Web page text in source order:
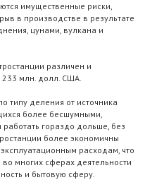
имущественные риски,
в производстве в результате
цунами, вулкана и
различен и
233 млн. долл. США.
типу деления от источника
более бесшумными,
гораздо дольше, без
более экономичны
расходам, что
многих сферах деятельности
и бытовую сферу.